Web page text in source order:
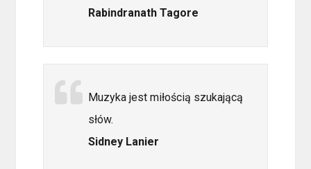
Rabindranath Tagore
Muzyka jest miłością szukającą
słów.
Sidney Lanier